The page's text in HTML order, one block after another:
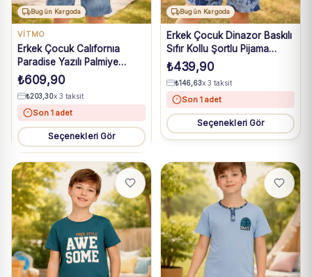
Bugün Kargoda
VİTMO
Erkek Çocuk Calıfornıa
Paradise Yazılı Palmiye
Baskılı Kısa Kollukaprili
Pijama Takımı
₺609,90
₺203,30x 3 taksit
Son 1 adet
Seçenekleri Gör
Bugün Kargoda
Erkek Çocuk Dinazor Baskılı
Sıfır Kollu Şortlu Pijama
Takımı
₺439,90
₺146,63x 3 taksit
Son 1 adet
Seçenekleri Gör